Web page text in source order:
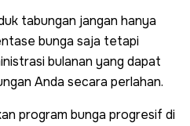
tabungan jangan hanya
bunga saja tetapi
bulanan yang dapat
Anda secara perlahan.
program bunga progresif di